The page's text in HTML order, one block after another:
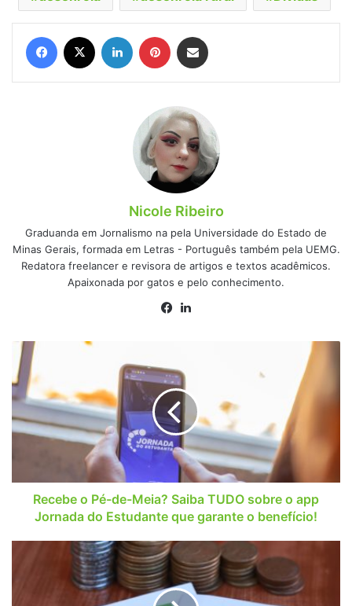
Facebook Linkedin Pinterest
Nicole Ribeiro
Graduanda em Jornalismo na pela Universidade do Estado de
Minas Gerais, formada em Letras - Português também pela UEMG.
Redatora freelancer e revisora de artigos e textos acadêmicos.
Apaixonada por gatos e pelo conhecimento.
Facebook
Recebe
Pé-
de-
Meia?
Saiba
o
Jornada
Recebe o Pé-de-Meia? Saiba TUDO sobre o app
Jornada do Estudante que garante o benefício!